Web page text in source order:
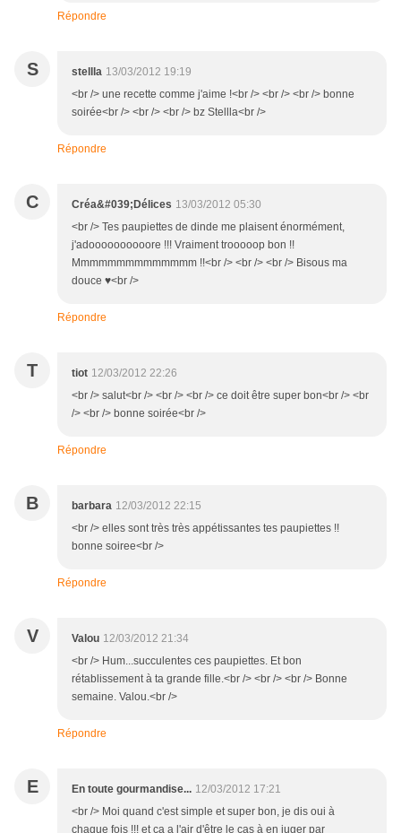
Répondre
S stellla 13/03/2012 19:19
<br /> une recette comme j'aime !<br /> <br /> <br /> bonne
soirée<br /> <br /> <br /> bz Stellla<br />
Répondre
C Créa&#039;Délices 13/03/2012 05:30
<br /> Tes paupiettes de dinde me plaisent énormément,
j'adoooooooooore !!! Vraiment trooooop bon !!
Mmmmmmmmmmmmmm !!<br /> <br /> <br /> Bisous ma
douce ♥<br />
Répondre
T tiot 12/03/2012 22:26
<br /> salut<br /> <br /> <br /> ce doit être super bon<br /> <br
/> <br /> bonne soirée<br />
Répondre
B barbara 12/03/2012 22:15
<br /> elles sont très très appétissantes tes paupiettes !!
bonne soiree<br />
Répondre
V Valou 12/03/2012 21:34
<br /> Hum...succulentes ces paupiettes. Et bon
rétablissement à ta grande fille.<br /> <br /> <br /> Bonne
semaine. Valou.<br />
Répondre
E En toute gourmandise... 12/03/2012 17:21
<br /> Moi quand c'est simple et super bon, je dis oui à
chaque fois !!! et ça a l'air d'être le cas à en juger par